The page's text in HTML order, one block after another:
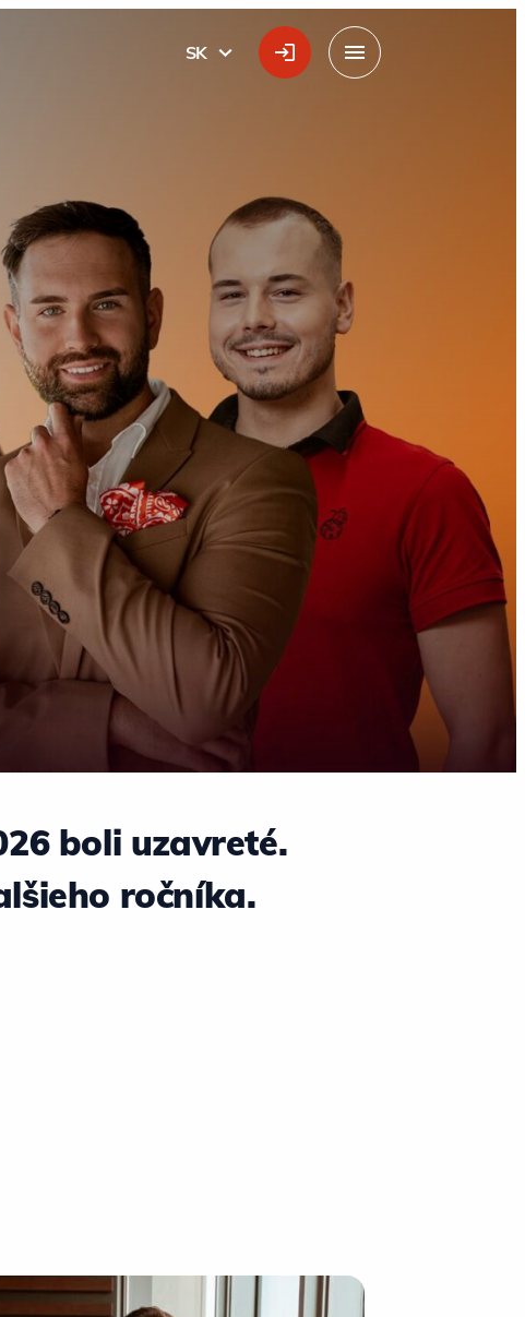
SK
SLOVÁK
boli uzavreté.
ročníka.